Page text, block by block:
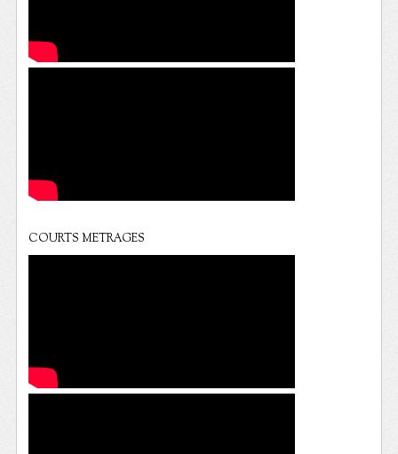
COURTS METRAGES